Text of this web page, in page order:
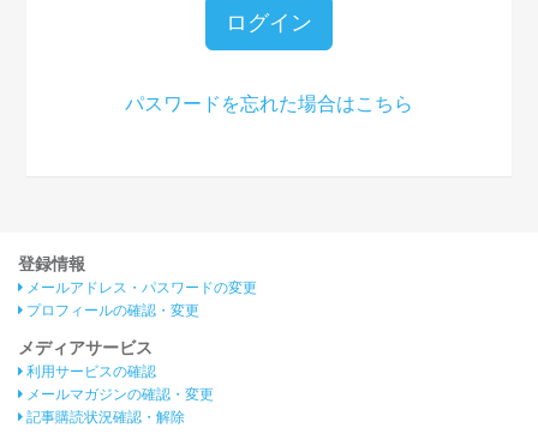
ログイン
パスワードを忘れた場合はこちら
登録情報
メールアドレス・パスワードの変更
プロフィールの確認・変更
メディアサービス
利用サービスの確認
メールマガジンの確認・変更
記事購読状況確認・解除